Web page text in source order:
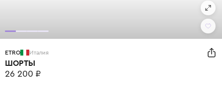
ETRO Италия
ШОРТЫ
26 200 ₽